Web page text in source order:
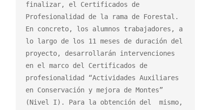
finalizar, el Certificados de
Profesionalidad de la rama de Forestal.
En concreto, los alumnos trabajadores, a
lo largo de los 11 meses de duración del
proyecto, desarrollarán intervenciones
en el marco del Certificados de
profesionalidad “Actividades Auxiliares
en Conservación y mejora de Montes”
(Nivel I). Para la obtención del  mismo,